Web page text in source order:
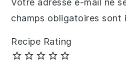
Votre adresse e-mail ne
champs obligatoires sont
Recipe Rating